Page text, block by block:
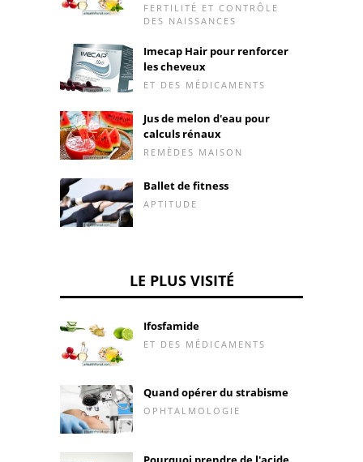
FERTILITÉ ET CONTRÔLE
DES NAISSANCES
Imecap Hair pour renforcer
les cheveux
ET DES MÉDICAMENTS
Jus de melon d'eau pour
calculs rénaux
REMÈDES MAISON
Ballet de fitness
APTITUDE
LE PLUS VISITÉ
Ifosfamide
ET DES MÉDICAMENTS
Quand opérer du strabisme
OPHTALMOLOGIE